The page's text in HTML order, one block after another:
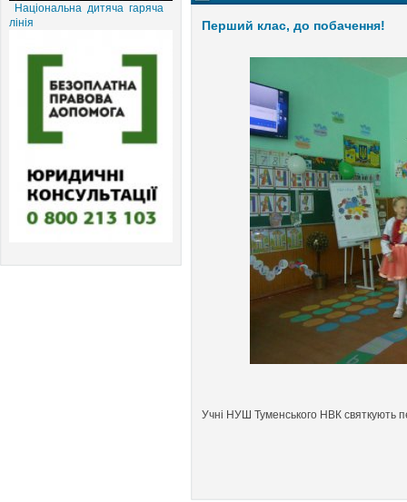
Національна дитяча гаряча
лінія
Перший клас, до побачення!
Учні НУШ Туменського НВК святкують